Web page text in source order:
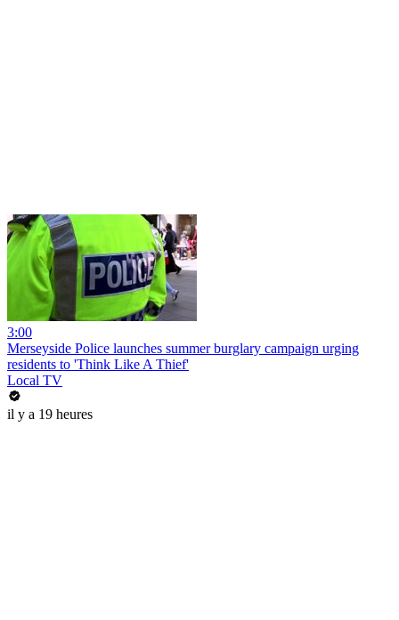
3:00
Merseyside Police launches summer burglary campaign urging
residents to 'Think Like A Thief'
Local TV
il y a 19 heures